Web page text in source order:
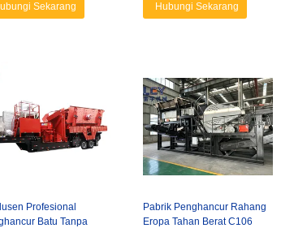
Sekarang
Hubungi Sekarang
Profesional
Batu Tanpa
Pabrik Penghancur Rahang
Eropa Tahan Berat C106